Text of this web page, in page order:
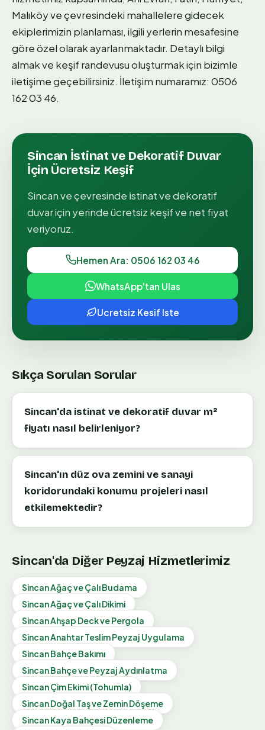
Malıköy ve çevresindeki mahallelere gidecek
ekiplerimizin planlaması, ilgili yerlerin mesafesine
göre özel olarak ayarlanmaktadır. Detaylı bilgi
almak ve keşif randevusu oluşturmak için bizimle
iletişime geçebilirsiniz. İletişim numaramız: 0506
162 03 46.
Sincan İstinat ve Dekoratif Duvar
İçin Ücretsiz Keşif
Sincanve çevresinde i̇stinat ve dekoratif
duvariçin yerinde ücretsiz keşif ve net fiyat
veriyoruz.
Hemen Ara: 0506 162 03 46
WhatsApp'tan Ulas
Ucretsiz Kesif Iste
Sıkça Sorulan Sorular
Sincan'da istinat ve dekoratif duvar m²
fiyatı nasıl belirleniyor?
Sincan'ın düz ova zemini ve sanayi
koridorundaki konumu projeleri nasıl
etkilemektedir?
Sincan'da Diğer Peyzaj Hizmetlerimiz
SincanAğaç ve Çalı Budama
SincanAğaç ve Çalı Dikimi
SincanAhşap Deck ve Pergola
SincanAnahtar Teslim Peyzaj Uygulama
SincanBahçe Bakımı
SincanBahçe ve Peyzaj Aydınlatma
SincanÇim Ekimi (Tohumla)
SincanDoğal Taş ve Zemin Döşeme
SincanKaya Bahçesi Düzenleme